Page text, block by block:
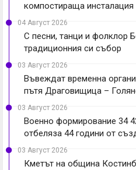
компостираща
04 Август 2026
С песни, танци и фолклор
традиционния си събор
03 Август 2026
Въвеждат временна
пътя Драговищица –
03 Август 2026
Военно формирование 34
отбеляза 44 години от
03 Август 2026
Кметът на община